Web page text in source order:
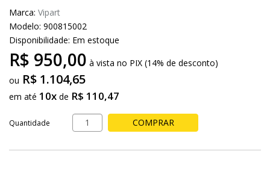
Marca: Vipart
Modelo: 900815002
Disponibilidade: Em estoque
R$ 1.104,65
em até 10x de R$ 110,47
R$ 950,00 à vista no PIX (14% de desconto)
Quantidade COMPRAR